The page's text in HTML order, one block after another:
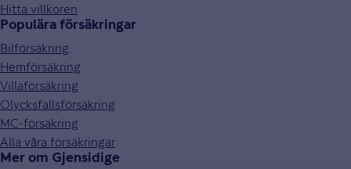
Hitta villkoren
Populära försäkringar
Bilförsäkring
Hemförsäkring
Villaförsäkring
Olycksfallsförsäkring
MC-försäkring
Alla våra försäkringar
Mer om Gjensidige